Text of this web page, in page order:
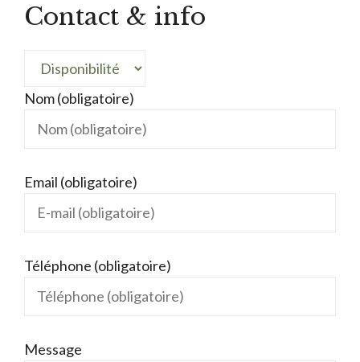
Contact & info
Nom (obligatoire)
Email (obligatoire)
Téléphone (obligatoire)
Message